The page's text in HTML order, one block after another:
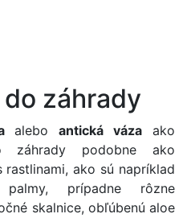
záhrady
aleboantická váza ako
záhrady podobne ako
rastlinami, ako sú napríklad
palmy, prípadne rôzne
skalnice, obľúbenú aloe